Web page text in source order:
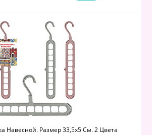
Навесной. Размер 33,5х5 См. 2 Цвета